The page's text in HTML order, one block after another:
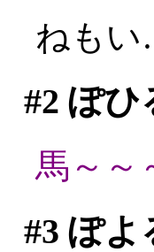
ねも
#2 ぽひ
馬～～
#3 ぽよ